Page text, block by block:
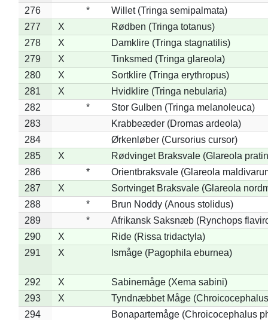
276
*
Willet (Tringa semipalmata)
277
X
Rødben (Tringa totanus)
278
X
Damklire (Tringa stagnatilis)
279
X
Tinksmed (Tringa glareola)
280
X
Sortklire (Tringa erythropus)
281
X
Hvidklire (Tringa nebularia)
282
*
Stor Gulben (Tringa melanoleuca)
283
Krabbeæder (Dromas ardeola)
284
Ørkenløber (Cursorius cursor)
285
X
Rødvinget Braksvale (Glareola
286
*
Orientbraksvale (Glareola
287
X
Sortvinget Braksvale (Glareola
288
*
Brun Noddy (Anous stolidus)
289
*
Afrikansk Saksnæb (Rynchops
290
X
Ride (Rissa tridactyla)
291
X Ismåge (Pagophila eburnea)
292 X
Sabinemåge (Xema sabini)
293
X
Tyndnæbbet Måge
294
Bonapartemåge (Chroicocephalus